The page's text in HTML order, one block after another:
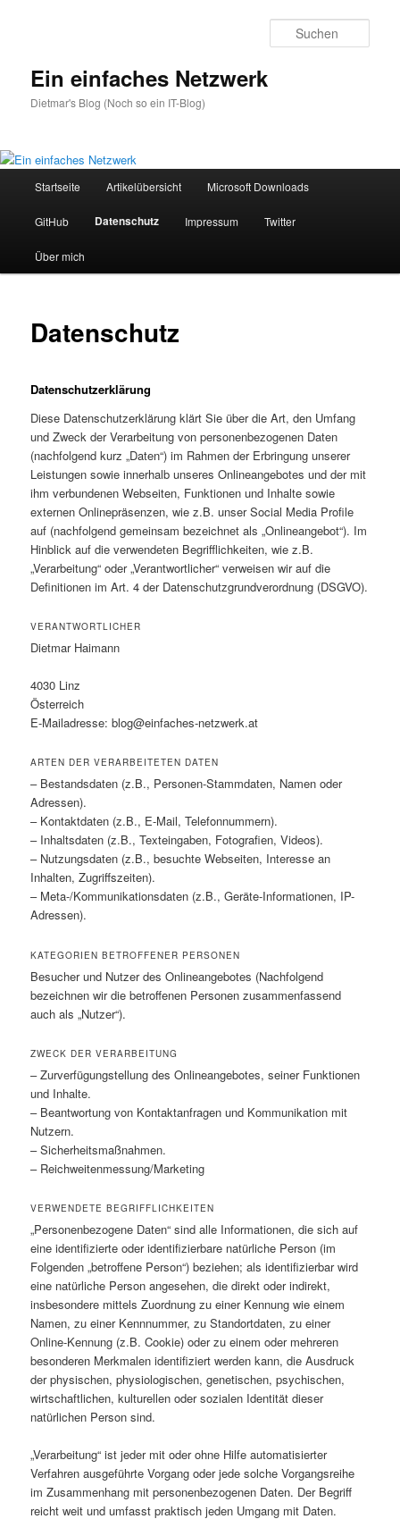
Ein einfaches Netzwerk
Dietmar's Blog (Noch so ein IT-Blog)
Startseite Artikelübersicht Microsoft Downloads
GitHub Datenschutz Impressum Twitter
Über mich
Datenschutz
Datenschutzerklärung
Diese Datenschutzerklärung klärt Sie über die Art, den Umfang
und Zweck der Verarbeitung von personenbezogenen Daten
(nachfolgend kurz „Daten“) im Rahmen der Erbringung unserer
Leistungen sowie innerhalb unseres Onlineangebotes und der mit
ihm verbundenen Webseiten, Funktionen und Inhalte sowie
externen Onlinepräsenzen, wie z.B. unser Social Media Profile
auf (nachfolgend gemeinsam bezeichnet als „Onlineangebot“). Im
Hinblick auf die verwendeten Begrifflichkeiten, wie z.B.
„Verarbeitung“ oder „Verantwortlicher“ verweisen wir auf die
Definitionen im Art. 4 der Datenschutzgrundverordnung (DSGVO).
VERANTWORTLICHER
Dietmar Haimann
4030 Linz
Österreich
E-Mailadresse: blog@einfaches-netzwerk.at
ARTEN DER VERARBEITETEN DATEN
– Bestandsdaten (z.B., Personen-Stammdaten, Namen oder
Adressen).
– Kontaktdaten (z.B., E-Mail, Telefonnummern).
– Inhaltsdaten (z.B., Texteingaben, Fotografien, Videos).
– Nutzungsdaten (z.B., besuchte Webseiten, Interesse an
Inhalten, Zugriffszeiten).
– Meta-/Kommunikationsdaten (z.B., Geräte-Informationen, IP-
Adressen).
KATEGORIEN BETROFFENER PERSONEN
Besucher und Nutzer des Onlineangebotes (Nachfolgend
bezeichnen wir die betroffenen Personen zusammenfassend
auch als „Nutzer“).
ZWECK DER VERARBEITUNG
– Zurverfügungstellung des Onlineangebotes, seiner Funktionen
und Inhalte.
– Beantwortung von Kontaktanfragen und Kommunikation mit
Nutzern.
– Sicherheitsmaßnahmen.
– Reichweitenmessung/Marketing
VERWENDETE BEGRIFFLICHKEITEN
„Personenbezogene Daten“ sind alle Informationen, die sich auf
eine identifizierte oder identifizierbare natürliche Person (im
Folgenden „betroffene Person“) beziehen; als identifizierbar wird
eine natürliche Person angesehen, die direkt oder indirekt,
insbesondere mittels Zuordnung zu einer Kennung wie einem
Namen, zu einer Kennnummer, zu Standortdaten, zu einer
Online-Kennung (z.B. Cookie) oder zu einem oder mehreren
besonderen Merkmalen identifiziert werden kann, die Ausdruck
der physischen, physiologischen, genetischen, psychischen,
wirtschaftlichen, kulturellen oder sozialen Identität dieser
natürlichen Person sind.
„Verarbeitung“ ist jeder mit oder ohne Hilfe automatisierter
Verfahren ausgeführte Vorgang oder jede solche Vorgangsreihe
im Zusammenhang mit personenbezogenen Daten. Der Begriff
reicht weit und umfasst praktisch jeden Umgang mit Daten.